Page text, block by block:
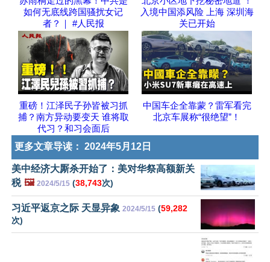
如何无底线跨国骚扰女记
者？｜ #人民报
入境中国添风险 上海 深圳海
关已开始
重磅！江泽民子孙皆被习抓
捕？南方异动要变天 谁将取
代习？和习会面后
中国车企全靠蒙？雷军看完
北京车展称“很绝望”！
更多文章导读： 2024年5月12日
美中经济大厮杀开始了：美对华祭高额新关
税 🖼️ 2024/5/15 (38,743次)
习近平返京之际 天显异象 2024/5/15 (59,282
次)